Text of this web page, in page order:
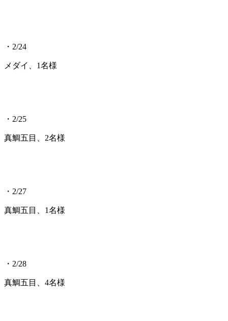
・2/24
メダイ、1名様
・2/25
真鯛五目、2名様
・2/27
真鯛五目、1名様
・2/28
真鯛五目、4名様